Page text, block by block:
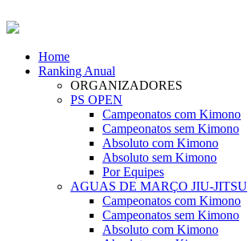
Home
Ranking Anual
ORGANIZADORES
PS OPEN
Campeonatos com Kimono
Campeonatos sem Kimono
Absoluto com Kimono
Absoluto sem Kimono
Por Equipes
AGUAS DE MARÇO JIU-JITSU
Campeonatos com Kimono
Campeonatos sem Kimono
Absoluto com Kimono